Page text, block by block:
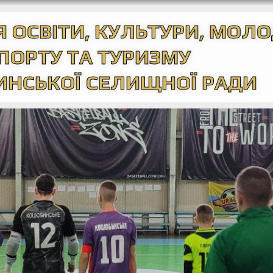
ОСВІТИ, КУЛЬТУРИ,
ТА ТУРИЗМУ
СЕЛИЩНОЇ РАДИ